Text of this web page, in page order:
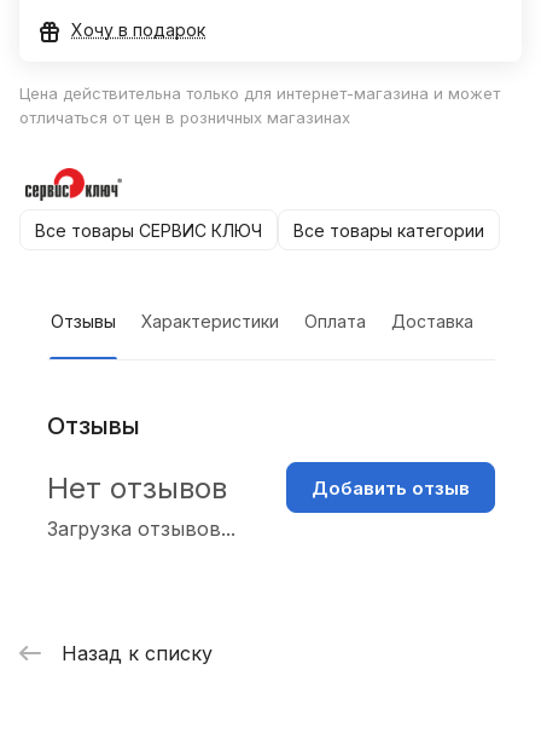
Хочу в подарок
Цена действительна только для интернет-магазина и может
отличаться от цен в розничных магазинах
Все товары СЕРВИС КЛЮЧ Все товары категории
Отзывы Характеристики Оплата Доставка
Отзывы
Загрузка отзывов...
Нет отзывов Добавить отзыв
Назад к списку